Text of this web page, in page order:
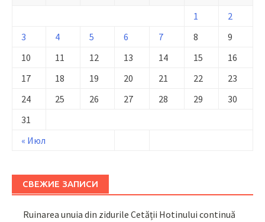
« Июл
1
2
3
4 5 6 7 8
9
10
11 12 13 14 15
16
17
18 19 20 21 22
23
24
25 26 27 28 29
30
31
СВЕЖИЕ ЗАПИСИ
Ruinarea unuia din zidurile Cetății Hotinului continuă